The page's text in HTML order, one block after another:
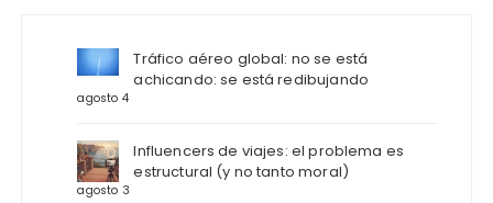
Tráfico aéreo global: no se está
achicando: se está redibujando
agosto 4
Influencers de viajes: el problema es
estructural (y no tanto moral)
agosto 3